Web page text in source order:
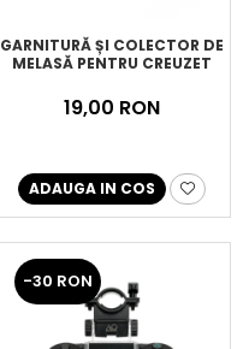
GARNITURĂ ȘI COLECTOR DE
MELASĂ PENTRU CREUZET
19,00 RON
ADAUGA IN COS
-30 RON